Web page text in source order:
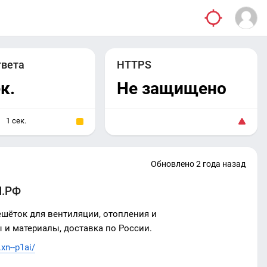
1 сек.
HTTPS
Не защищено
Обновлено 2 года назад
для вентиляции, отопления и
материалы, доставка по России.
p1ai/